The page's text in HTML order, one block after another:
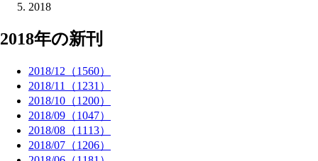
2018
2018年の新刊
2018/12 （1560）
2018/11 （1231 ）
2018/10 （1200）
2018/09 （1047）
2018/08 （1113）
2018/07 （1206）